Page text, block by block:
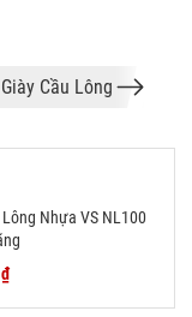
Giày Cầu Lông
Lông Nhựa VS NL100